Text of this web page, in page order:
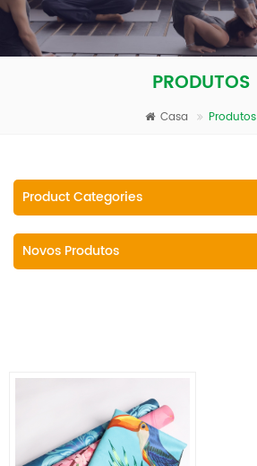
PRODUTOS
Casa Produtos
Product Categories
Novos Produtos